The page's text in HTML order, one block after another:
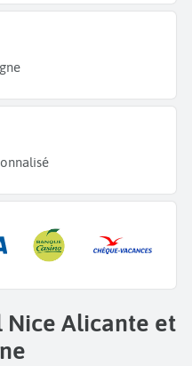
Nice Alicante et